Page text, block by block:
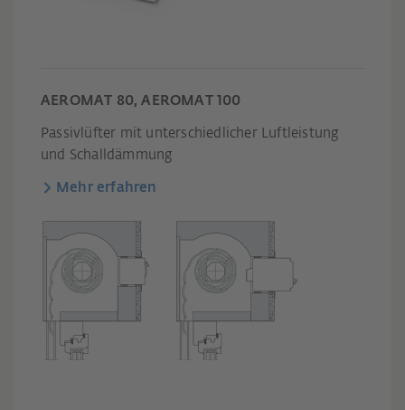
AEROMAT 80, AEROMAT 100
Passivlüfter mit unterschiedlicher Luftleistung
und Schalldämmung
Mehr erfahren